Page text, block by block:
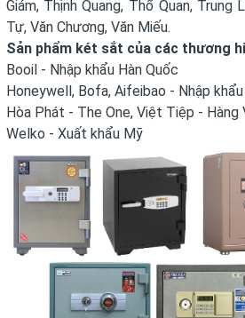
Giám, Thịnh Quang, Thổ Quan, Trung
Tự, Văn Chương, Văn Miếu.
Sản phẩm két sắt của các thương
Booil - Nhập khẩu Hàn Quốc
Honeywell, Bofa, Aifeibao - Nhập
Hòa Phát - The One, Việt Tiệp - Hàng
Welko - Xuất khẩu Mỹ